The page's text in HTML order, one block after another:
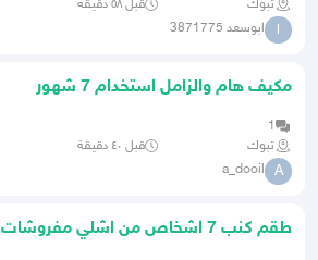
تبوك قبل ٥٨ دقيقة
ا ابوسعد 3871775
مكيف هام والزامل استخدام 7 شهور
1
تبوك
قبل ٤٠ دقيقة
A
a_dooil
طقم كنب 7 اشخاص من اشلي مفروشات